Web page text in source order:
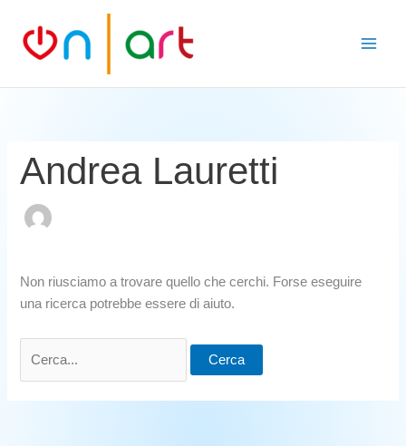
contenuto
Andrea Lauretti
Non riusciamo a trovare quello che cerchi. Forse eseguire
una ricerca potrebbe essere di aiuto.